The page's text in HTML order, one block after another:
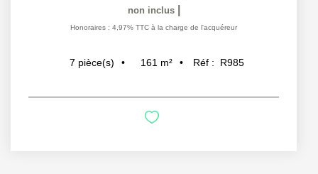
non inclus
Honoraires : 4,97% TTC à la charge de l'acquéreur
7 pièce(s) 161 m² Réf : R985